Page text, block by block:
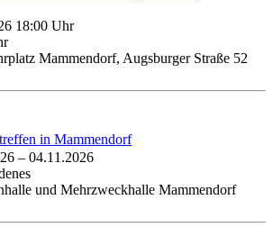
18:00 Uhr
Mammendorf, Augsburger Straße 52
in Mammendorf
– 04.11.2026
und Mehrzweckhalle Mammendorf